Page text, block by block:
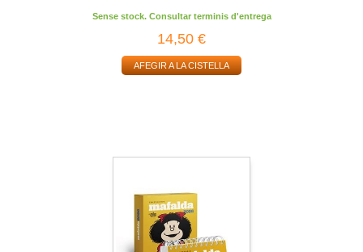
Sense stock. Consultar terminis d'entrega
14,50 €
AFEGIR A LA CISTELLA